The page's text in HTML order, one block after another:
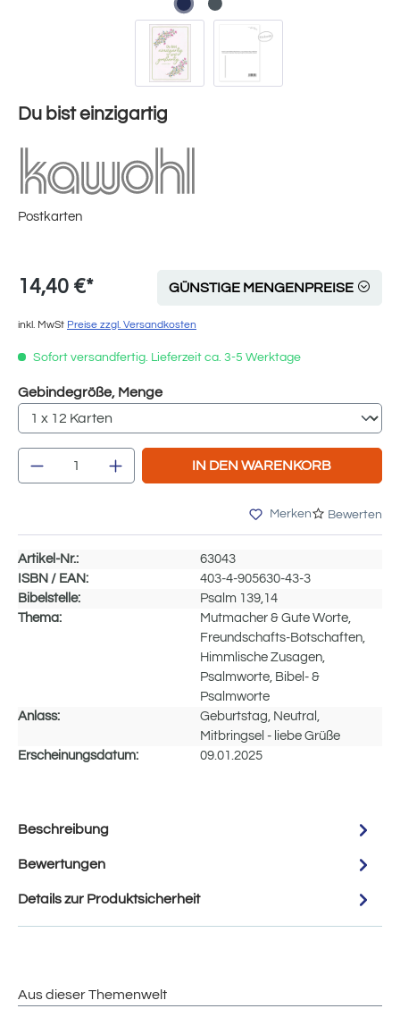
Du bist einzigartig
Postkarten
14,40 €* GÜNSTIGE MENGENPREISE
inkl. MwSt Preise zzgl. Versandkosten
Sofort versandfertig. Lieferzeit ca. 3-5 Werktage
Gebindegröße, Mengeauswählen
Produkt Anzahl: Gib den gewünschten
IN DEN WARENKORB
Merken Bewerten
Artikel-Nr.:
63043
ISBN / EAN:
403-4-905630-43-3
Bibelstelle:
Psalm 139,14
Thema:
Mutmacher & Gute Worte,
Freundschafts-Botschaften,
Himmlische Zusagen,
Psalmworte, Bibel- &
Psalmworte
Anlass:
Geburtstag, Neutral,
Mitbringsel - liebe Grüße
Erscheinungsdatum:
09.01.2025
Beschreibung
Bewertungen
Details zur Produktsicherheit
Aus dieser Themenwelt